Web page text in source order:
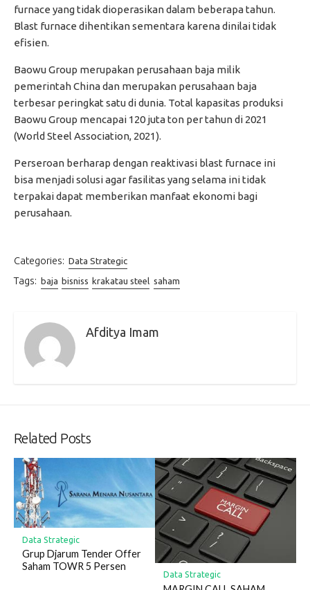
furnace yang tidak dioperasikan dalam beberapa tahun.
Blast furnace dihentikan sementara karena dinilai tidak
efisien.
Baowu Group merupakan perusahaan baja milik
pemerintah China dan merupakan perusahaan baja
terbesar peringkat satu di dunia. Total kapasitas produksi
Baowu Group mencapai 120 juta ton per tahun di 2021
(World Steel Association, 2021).
Perseroan berharap dengan reaktivasi blast furnace ini
bisa menjadi solusi agar fasilitas yang selama ini tidak
terpakai dapat memberikan manfaat ekonomi bagi
perusahaan.
Categories: Data Strategic
Tags: baja bisniss krakatau steel saham
Afditya Imam
Related Posts
Data Strategic
Grup Djarum Tender Offer
Saham TOWR 5 Persen
Data Strategic